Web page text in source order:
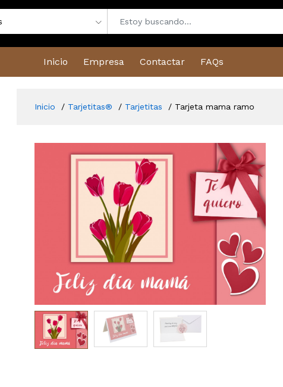
Inicio Empresa Contactar FAQs
Inicio Tarjetitas® Tarjetitas Tarjeta mama ramo